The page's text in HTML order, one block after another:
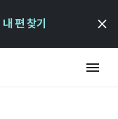
내 편 찾기